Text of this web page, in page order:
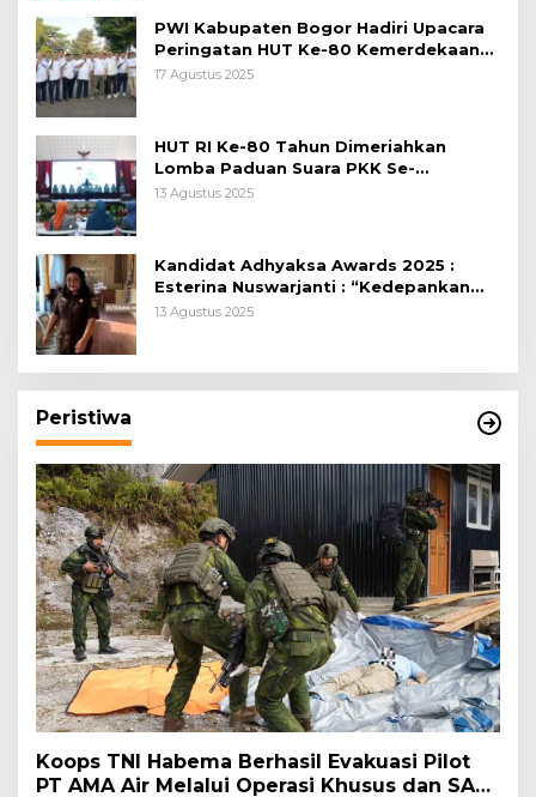
PWI Kabupaten Bogor Hadiri Upacara
Peringatan HUT Ke-80 Kemerdekaan
RI, di Lapangan Tegar Beriman
17 Agustus 2025
HUT RI Ke-80 Tahun Dimeriahkan
Lomba Paduan Suara PKK Se-
Kabupaten Bogor
13 Agustus 2025
Kandidat Adhyaksa Awards 2025 :
Esterina Nuswarjanti : “Kedepankan
Keadilan Restoratif Wujudkan
13 Agustus 2025
Peristiwa
Koops TNI Habema Berhasil Evakuasi Pilot
PT AMA Air Melalui Operasi Khusus dan SAR